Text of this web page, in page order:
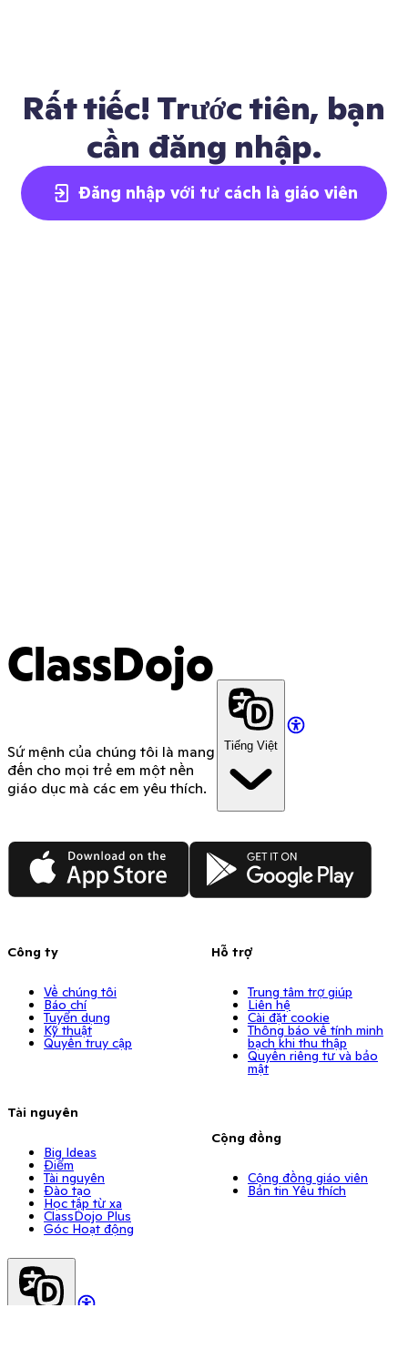
Rất tiếc! Trước tiên, bạn
cần đăng nhập.
Đăng nhập với tư cách là giáo viên
ClassDojo
Sứ mệnh của chúng tôi là mang
đến cho mọi trẻ em một nền
giáo dục mà các em yêu thích.
Tiếng Việt
App Store Google Play
Công ty
Về chúng tôi
Báo chí
Tuyển dụng
Kỹ thuật
Quyền truy cập
Tài nguyên
Big Ideas
Điểm
Tài nguyên
Đào tạo
Học tập từ xa
ClassDojo Plus
Góc Hoạt động
Hỗ trợ
Trung tâm trợ giúp
Liên hệ
Cài đặt cookie
Thông báo về tính minh
bạch khi thu thập
Quyền riêng tư và bảo
mật
Cộng đồng
Cộng đồng giáo viên
Bản tin Yêu thích